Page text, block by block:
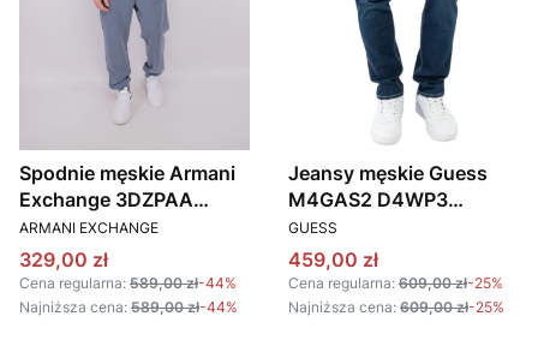
Spodnie męskie Armani
Exchange 3DZPAA
ZJUBZ niebieski
PRODUCENT
ARMANI EXCHANGE
Cena promocyjna
329,00 zł
Cena regularna: 589,00 zł-44%
Najniższa cena: 589,00 zł-44%
Jeansy męskie Guess
M4GAS2 D4WP3
granatowy
PRODUCENT
GUESS
Cena promocyjna
459,00 zł
Cena regularna: 609,00 zł-25%
Najniższa cena: 609,00 zł-25%